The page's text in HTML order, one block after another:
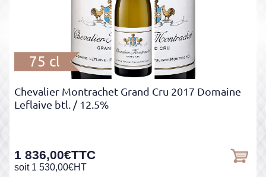
75 cl
Chevalier Montrachet Grand Cru 2017 Domaine
Leflaive btl.
/ 12.5%
1 836,00€TTC
soit 1 530,00€HT